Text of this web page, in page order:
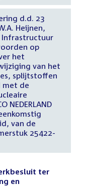
d.d. 23
Heijnen,
Infrastructuur
op
het
van het
splijtstoffen
met de
NEDERLAND
van de
25422-
ter
en